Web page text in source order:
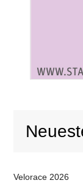
Velorace 2026